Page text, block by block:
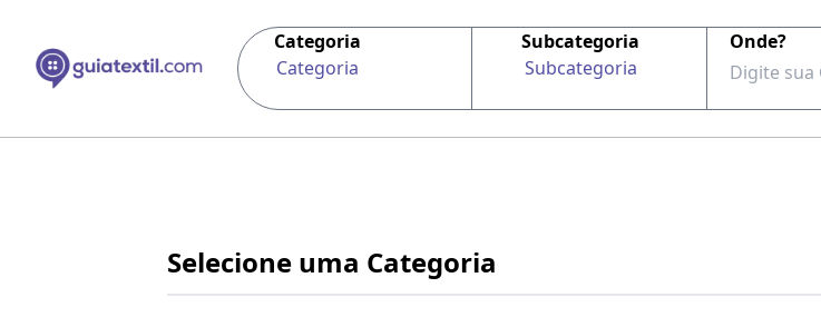
Categoria
Categoria
Subcategoria
Subcategoria
Onde?
Selecione uma Categoria